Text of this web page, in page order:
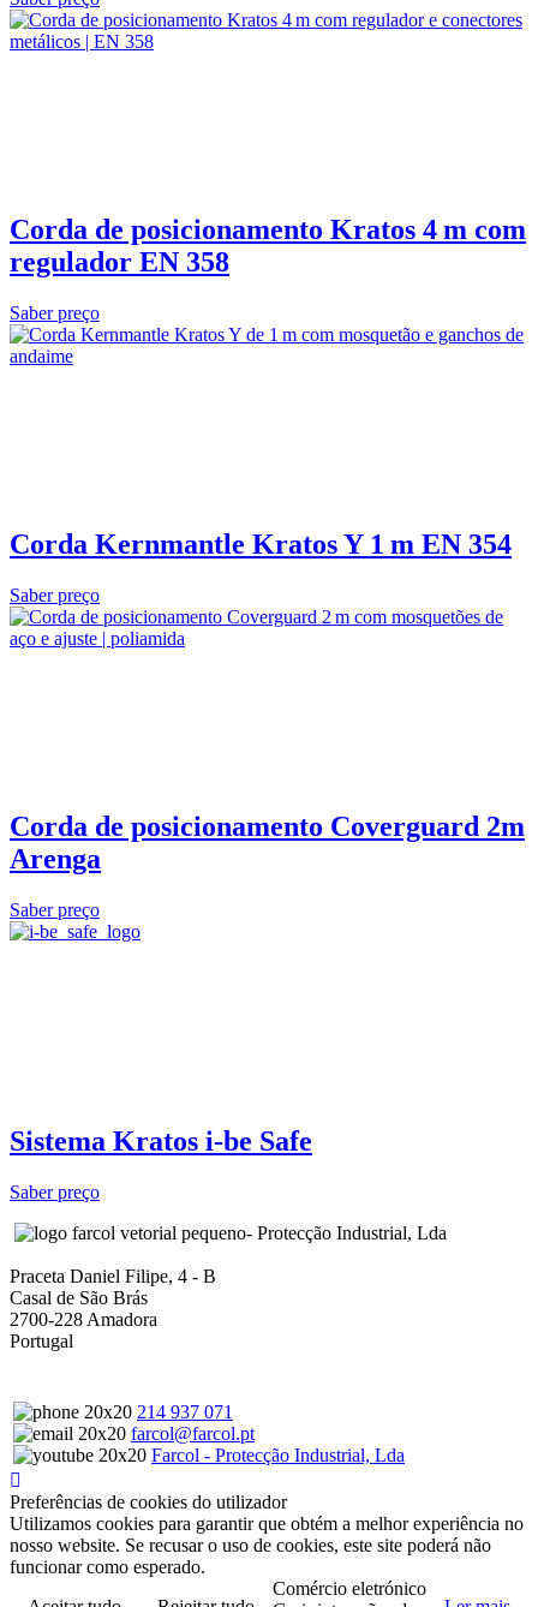
Corda de posicionamento Kratos 4 m com
regulador EN 358
Saber preço
Corda Kernmantle Kratos Y 1 m EN 354
Saber preço
Corda de posicionamento Coverguard 2m
Arenga
Saber preço
Sistema Kratos i-be Safe
Saber preço
- Protecção Industrial, Lda
Praceta Daniel Filipe, 4 - B
Casal de São Brás
2700-228 Amadora
Portugal
214 937 071
farcol@farcol.pt
Farcol - Protecção Industrial, Lda
Preferências de cookies do utilizador
Utilizamos cookies para garantir que obtém a melhor experiência no
nosso website. Se recusar o uso de cookies, este site poderá não
funcionar como esperado.
Comércio eletrónico